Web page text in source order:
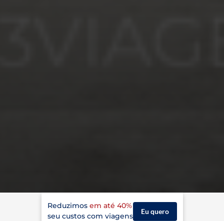
Reduzimos em até 40%
seu custos com viagens
Eu quero